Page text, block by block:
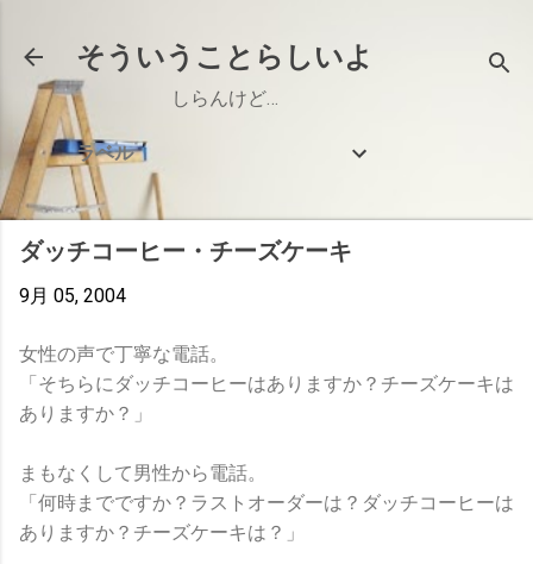
そういうことらしいよ
しらんけど…
ラベル
ダッチコーヒー・チーズケーキ
9月 05, 2004
女性の声で丁寧な電話。
「そちらにダッチコーヒーはありますか？チーズケーキは
ありますか？」
まもなくして男性から電話。
「何時までですか？ラストオーダーは？ダッチコーヒーは
ありますか？チーズケーキは？」